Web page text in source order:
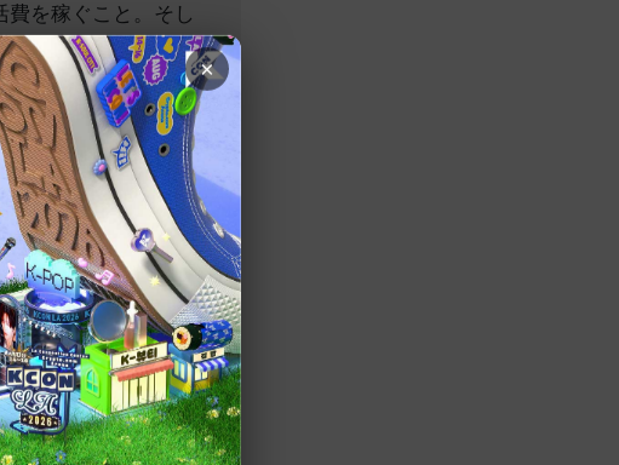
を稼ぐこと。そし
を守りつつヨム・ジョ
島」シーズン2でブレ
勤しむ４人の頑張りっ
ジョンミン、パク・ヘ
る！
ティをお楽しみに！
×